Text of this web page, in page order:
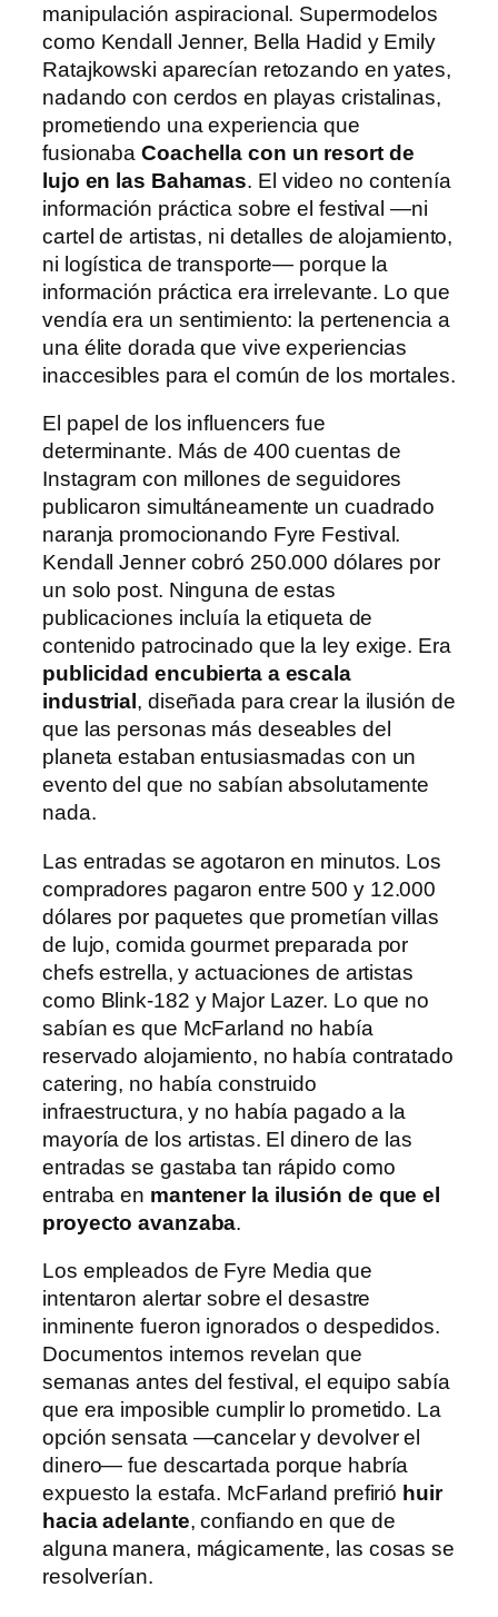
manipulación aspiracional. Supermodelos
como Kendall Jenner, Bella Hadid y Emily
Ratajkowski aparecían retozando en yates,
nadando con cerdos en playas cristalinas,
prometiendo una experiencia que
fusionabaCoachella con un resort de
lujo en las Bahamas. El video no contenía
información práctica sobre el festival —ni
cartel de artistas, ni detalles de alojamiento,
ni logística de transporte— porque la
información práctica era irrelevante. Lo que
vendía era un sentimiento: la pertenencia a
una élite dorada que vive experiencias
inaccesibles para el común de los mortales.
El papel de los influencers fue
determinante. Más de 400 cuentas de
Instagram con millones de seguidores
publicaron simultáneamente un cuadrado
naranja promocionando Fyre Festival.
Kendall Jenner cobró 250.000 dólares por
un solo post. Ninguna de estas
publicaciones incluía la etiqueta de
contenido patrocinado que la ley exige. Era
publicidad encubierta a escala
industrial , diseñada para crear la ilusión de
que las personas más deseables del
planeta estaban entusiasmadas con un
evento del que no sabían absolutamente
nada.
Las entradas se agotaron en minutos. Los
compradores pagaron entre 500 y 12.000
dólares por paquetes que prometían villas
de lujo, comida gourmet preparada por
chefs estrella, y actuaciones de artistas
como Blink-182 y Major Lazer. Lo que no
sabían es que McFarland no había
reservado alojamiento, no había contratado
catering, no había construido
infraestructura, y no había pagado a la
mayoría de los artistas. El dinero de las
entradas se gastaba tan rápido como
entraba en mantener la ilusión de que el
proyecto avanzaba.
Los empleados de Fyre Media que
intentaron alertar sobre el desastre
inminente fueron ignorados o despedidos.
Documentos internos revelan que
semanas antes del festival, el equipo sabía
que era imposible cumplir lo prometido. La
opción sensata —cancelar y devolver el
dinero— fue descartada porque habría
expuesto la estafa. McFarland prefirió huir
hacia adelante, confiando en que de
alguna manera, mágicamente, las cosas se
resolverían.